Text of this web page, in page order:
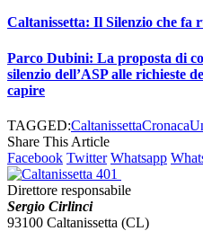
Caltanissetta: Il Silenzio che fa
Parco Dubini: La proposta di
silenzio dell’ASP alle richieste
capire
TAGGED:CaltanissettaCronaca
Share This Article
Facebook Twitter Whatsapp
Direttore responsabile
Sergio Cirlinci
93100 Caltanissetta (CL)